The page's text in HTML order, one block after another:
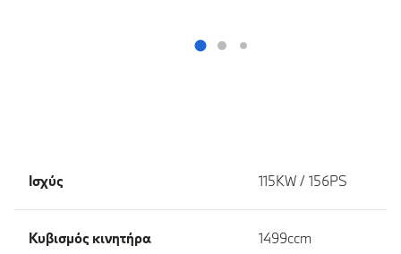
Ισχύς 115KW / 156PS
Κυβισμός κινητήρα 1499ccm